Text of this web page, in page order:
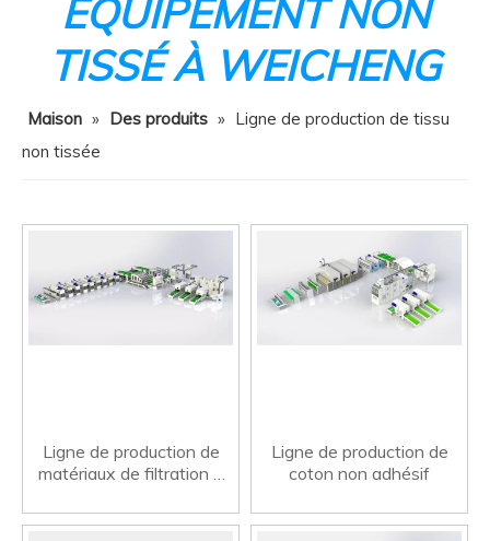
ÉQUIPEMENT NON
TISSÉ À WEICHENG
Maison » Des produits » Ligne de production de tissu
non tissée
Ligne de production de
matériaux de filtration à
Ligne de production de
coton non adhésif